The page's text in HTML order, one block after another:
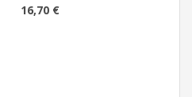
16,70 €